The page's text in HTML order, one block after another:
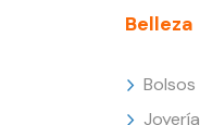
Belleza
Bolsos
Joyería